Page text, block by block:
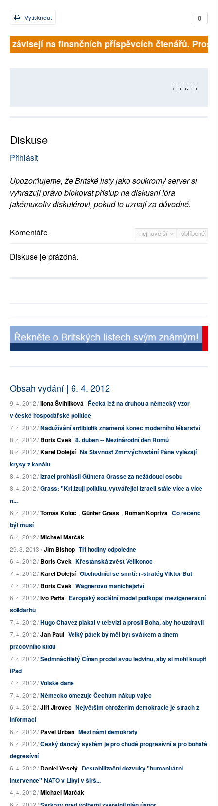
0
Vytisknout
závisejí na finančních příspěvcích čtenářů.
18859
Diskuse
Přihlásit
Upozorňujeme, že Britské listy jako soukromý server si
vyhrazují právo blokovat přístup na diskusní fóra
jakémukoliv diskutérovi, pokud to uznají za důvodné.
nejnovější oblíbené
Komentáře
Diskuse je prázdná.
Obsah vydání | 6. 4. 2012
9. 4. 2012 /Ilona Švihlíková Řecká lež na druhou a německý vzor
v české hospodářské politice
7. 4. 2012 /Nadužívání antibiotik znamená konec moderního lékařství
8. 4. 2012 /Boris Cvek 8. duben -- Mezinárodní den Romů
8. 4. 2012 /Karel Dolejší Na Slavnost Zmrtvýchvstání Páně vylézají
krysy z kanálu
8. 4. 2012 /Izrael prohlásil Güntera Grasse za nežádoucí osobu
8. 4. 2012 /Grass: "Kritizuji politiku, vytvářející Izraeli stále více a více
n...
6. 4. 2012 /Tomáš Koloc , Günter Grass , Roman Kopřiva Co řečeno
být musí
6. 4. 2012 /Michael Marčák
29. 3. 2013 /Jim Bishop Tři hodiny odpoledne
6. 4. 2012 /Boris Cvek Křesťanská zvěst Velikonoc
7. 4. 2012 /Karel Dolejší Obchodníci se smrtí: r-stratég Viktor But
7. 4. 2012 /Boris Cvek Wagnerovo manichejství
6. 4. 2012 /Ivo Patta Evropský sociální model podkopal mezigenerační
solidaritu
7. 4. 2012 /Hugo Chavez plakal v televizi a prosil Boha, aby ho uzdravil
7. 4. 2012 /Jan Paul Velký pátek by měl být svátkem a dnem
pracovního klidu
7. 4. 2012 /Sedmnáctiletý Číňan prodal svou ledvinu, aby si mohl koupit
iPad
7. 4. 2012 /Volské daně
7. 4. 2012 /Německo omezuje Čechům nákup vajec
6. 4. 2012 /Jiří Jírovec Největším ohrožením demokracie je strach z
informací
6. 4. 2012 /Pavel Urban Mezi námi demokraty
6. 4. 2012 /Český daňový systém je pro chudé progresívní a pro bohaté
degresívní
6. 4. 2012 /Daniel Veselý Destabilizační dozvuky "humanitární
intervence" NATO v Libyi v širš...
4. 4. 2012 /Michael Marčák